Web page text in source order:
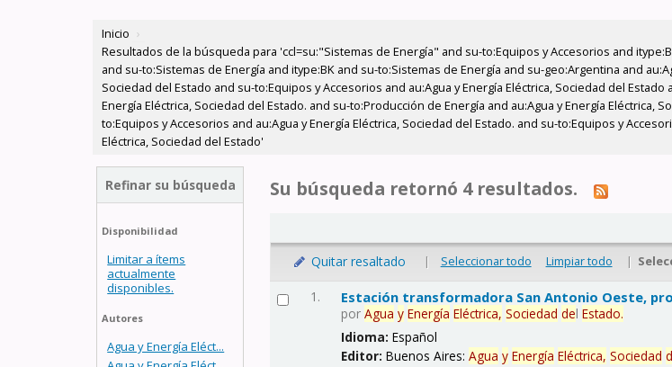
Inicio ›
Resultados de la búsqueda para 'ccl=su:"Sistemas de Energía" and su-to:Equipos y Accesorios and
and su-to:Sistemas de Energía and itype:BK and su-to:Sistemas de Energía and su-geo:Argentina and
Sociedad del Estado and su-to:Equipos y Accesorios and au:Agua y Energía Eléctrica, Sociedad del
Energía Eléctrica, Sociedad del Estado. and su-to:Producción de Energía and au:Agua y Energía Eléctrica,
to:Equipos y Accesorios and au:Agua y Energía Eléctrica, Sociedad del Estado. and su-to:Equipos y
Eléctrica, Sociedad del Estado'
Refinar su búsqueda
Disponibilidad
Limitar a ítems
actualmente
disponibles.
Autores
Agua y Energía Eléct...
Su búsqueda retornó 4 resultados.
Quitar resaltado | Seleccionar todo Limpiar todo |
1. Estación transformadora San Antonio Oeste,
porAgua y Energía Eléctrica, Sociedad delEstado.
Idioma:Español
Editor:Buenos Aires:Agua y Energía Eléctrica, Sociedad